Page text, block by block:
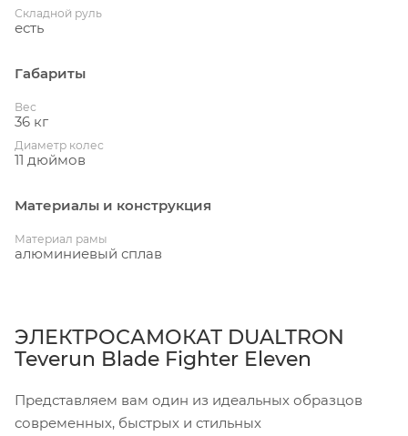
Складной руль
есть
Габариты
Вес
36 кг
Диаметр колес
11 дюймов
Материалы и конструкция
Материал рамы
алюминиевый сплав
ЭЛЕКТРОСАМОКАТ DUALTRON
Teverun Blade Fighter Eleven
Представляем вам один из идеальных образцов
современных, быстрых и стильных